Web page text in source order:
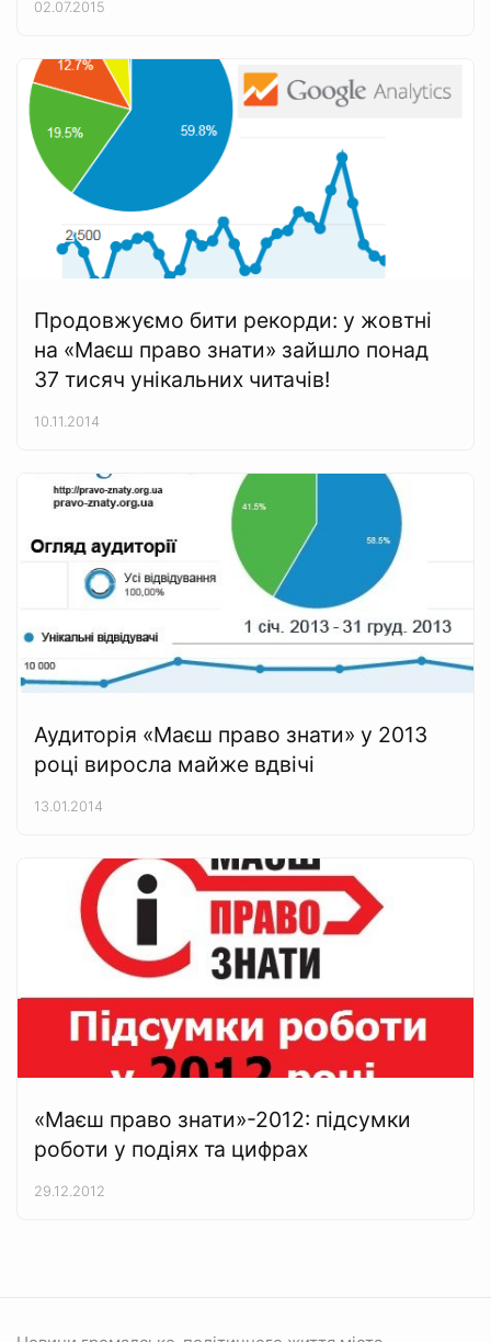
02.07.2015
Продовжуємо бити рекорди: у жовтні
на «Маєш право знати» зайшло понад
37 тисяч унікальних читачів!
10.11.2014
Аудиторія «Маєш право знати» у 2013
році виросла майже вдвічі
13.01.2014
«Маєш право знати»-2012: підсумки
роботи у подіях та цифрах
29.12.2012